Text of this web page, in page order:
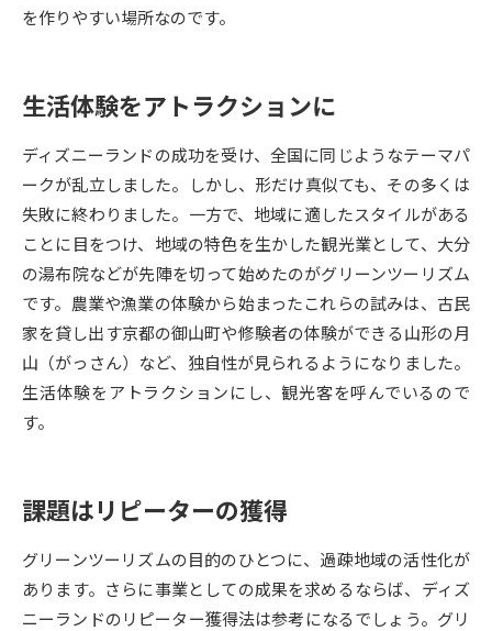
データサイエンス特集
（高3生用）
（高2生用）
SELFBRAND特集ページ
オープンキャンパスなどを調べる
オープンキャンパス検索 実施プログラムから探す
来場型・Web型イベント特集 夢ナビライブ
志望校・出願校を調べる
併願校選び 受験スケジュールを立てよう
を作りやすい場所なのです。
生活体験をアトラクションに
ディズニーランドの成功を受け、全国に同じようなテーマパ
ークが乱立しました。しかし、形だけ真似ても、その多くは
失敗に終わりました。一方で、地域に適したスタイルがある
ことに目をつけ、地域の特色を生かした観光業として、大分
の湯布院などが先陣を切って始めたのがグリーンツーリズム
です。農業や漁業の体験から始まったこれらの試みは、古民
家を貸し出す京都の御山町や修験者の体験ができる山形の月
山（がっさん）など、独自性が見られるようになりました。
生活体験をアトラクションにし、観光客を呼んでいるので
す。
課題はリピーターの獲得
グリーンツーリズムの目的のひとつに、過疎地域の活性化が
あります。さらに事業としての成果を求めるならば、ディズ
ニーランドのリピーター獲得法は参考になるでしょう。グリ